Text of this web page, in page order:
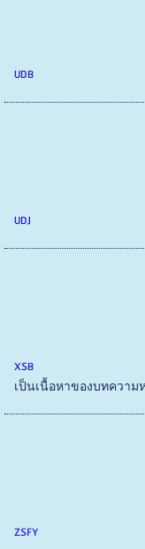
UDB
UDJ
XSB
เป็นเนื้อหาของบทควา
ZSFY